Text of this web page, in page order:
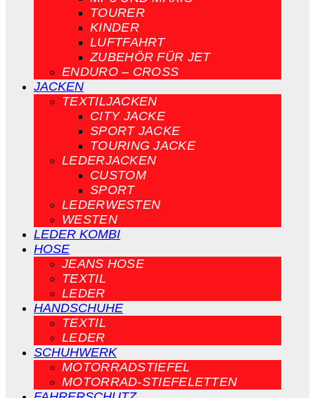
TOURER
KINDER
LUFTFAHRT
ZUBEHÖR FÜR JET
ENDURO – CROSS
JACKEN
TEXTILJACKEN
CITY JACKE
SPORT JACKE
TOURING JACKE
LEDERJACKEN
CUSTOM
SPORT
LEDERWESTEN
WESTEN
LEDER KOMBI
HOSE
JEANS HOSE
TEXTIL
LEDER
HANDSCHUHE
TEXTIL
LEDER
SCHUHWERK
MOTORRADSTIEFEL
MOTORRAD-STIEFELETTEN